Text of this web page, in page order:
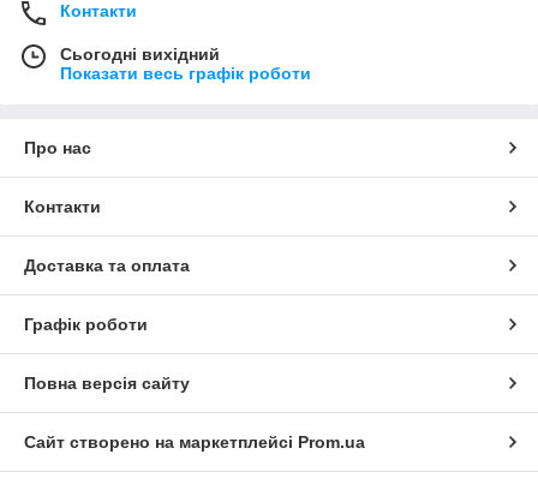
Контакти
Сьогодні вихідний
Показати весь графік роботи
Про нас
Контакти
Доставка та оплата
Графік роботи
Повна версія сайту
Сайт створено на маркетплейсі Prom.ua